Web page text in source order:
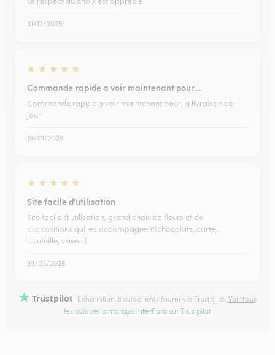
31/12/2025
★ ★ ★ ★ ★
Commande rapide a voir maintenant pour…
Commande rapide a voir maintenant pour la livraison ce
jour
19/01/2026
★ ★ ★ ★ ★
Site facile d'utilisation
Site facile d'utilisation, grand choix de fleurs et de
propositions qui les accompagnent(chocolats, carte,
bouteille, vase...)
23/03/2026
Trustpilot Échantillon d'avis clients fourni via Trustpilot. Voir tous
les avis de la marque Interflora sur Trustpilot